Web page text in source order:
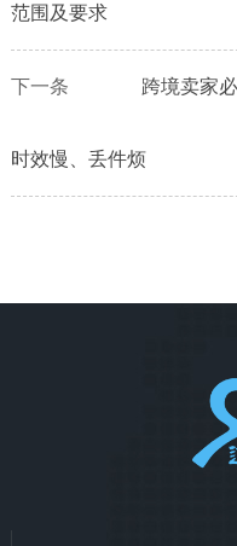
范围及要求
下一条 跨境卖家
时效慢、丢件烦